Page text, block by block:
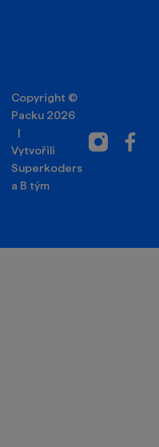
Copyright ©
Packu 2026
|
Vytvořili
Superkoders
a B tým
Instagram